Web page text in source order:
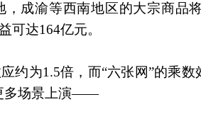
成渝等西南地区的大宗商品
可达164亿元。
约为1.5倍，而“六张网”的乘
多场景上演——